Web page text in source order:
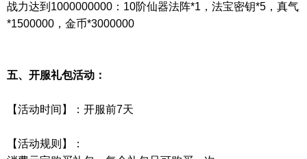
战力达到 1000000000 ： 10阶仙器法阵*1 ，法宝密钥*5 ，真气
*1500000 ，金币*3000000
五、开服礼包活动：
【活动时间】：开服前7天
【活动规则】：